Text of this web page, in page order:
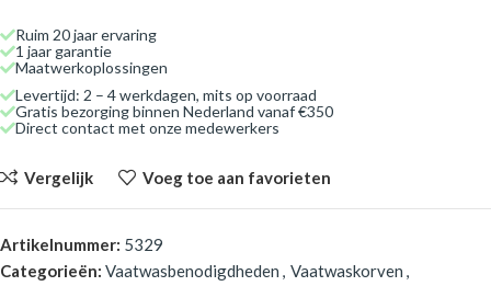
Ruim 20 jaar ervaring
1 jaar garantie
Maatwerkoplossingen
Levertijd: 2 – 4 werkdagen, mits op voorraad
Gratis bezorging binnen Nederland vanaf €350
Direct contact met onze medewerkers
Vergelijk Voeg toe aan favorieten
Artikelnummer: 5329
Categorieën: Vaatwasbenodigdheden , Vaatwaskorven ,